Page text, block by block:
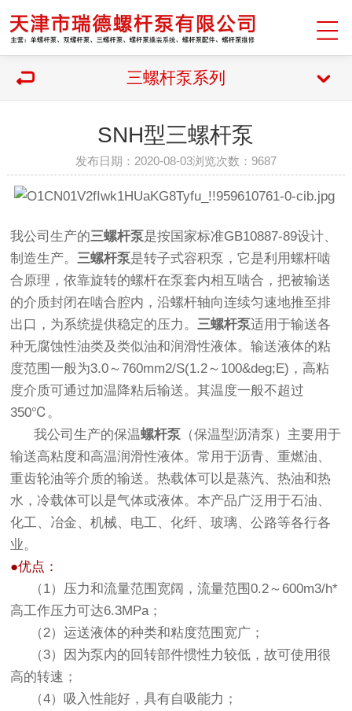
三螺杆泵系列
SNH型三螺杆泵
发布日期：2020-08-03浏览次数：9687
我公司生产的三螺杆泵是按国家标准GB10887-89设计、
制造生产。三螺杆泵是转子式容积泵，它是利用螺杆啮
合原理，依靠旋转的螺杆在泵套内相互啮合，把被输送
的介质封闭在啮合腔内，沿螺杆轴向连续匀速地推至排
出口，为系统提供稳定的压力。三螺杆泵适用于输送各
种无腐蚀性油类及类似油和润滑性液体。输送液体的粘
度范围一般为3.0～760mm2/S(1.2～100&deg;E)，高粘
度介质可通过加温降粘后输送。其温度一般不超过
350℃。
我公司生产的保温螺杆泵 （保温型沥清泵）主要用于
输送高粘度和高温润滑性液体。常用于沥青、重燃油、
重齿轮油等介质的输送。热载体可以是蒸汽、热油和热
水，冷载体可以是气体或液体。本产品广泛用于石油、
化工、冶金、机械、电工、化纤、玻璃、公路等各行各
业。
●优点：
（1）压力和流量范围宽阔，流量范围0.2～600m3/h*
高工作压力可达6.3MPa；
（2）运送液体的种类和粘度范围宽广；
（3）因为泵内的回转部件惯性力较低，故可使用很
高的转速；
（4）吸入性能好，具有自吸能力；